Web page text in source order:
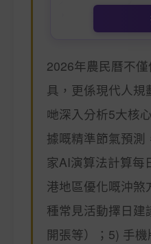
2026年農民曆不
具，更係現代人規
哋深入分析5大核
據嘅精準節氣預測
家AI演算法計算每
港地區優化嘅沖煞
種常見活動擇日建
開張等）；5) 手